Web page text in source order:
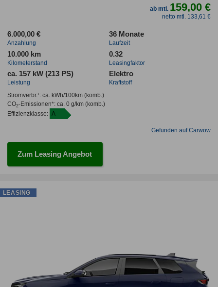
ab mtl. 159,00 €
netto mtl. 133,61 €
6.000,00 €
Anzahlung
36 Monate
Laufzeit
10.000 km
Kilometerstand
0.32
Leasingfaktor
ca. 157 kW (213 PS)
Leistung
Elektro
Kraftstoff
Stromverbr.¹: ca. kWh/100km(komb.)
CO2-Emissionen*: ca. 0 g/km(komb.)
Effizienzklasse: A
Gefunden auf Carwow
Zum Leasing Angebot
LEASING